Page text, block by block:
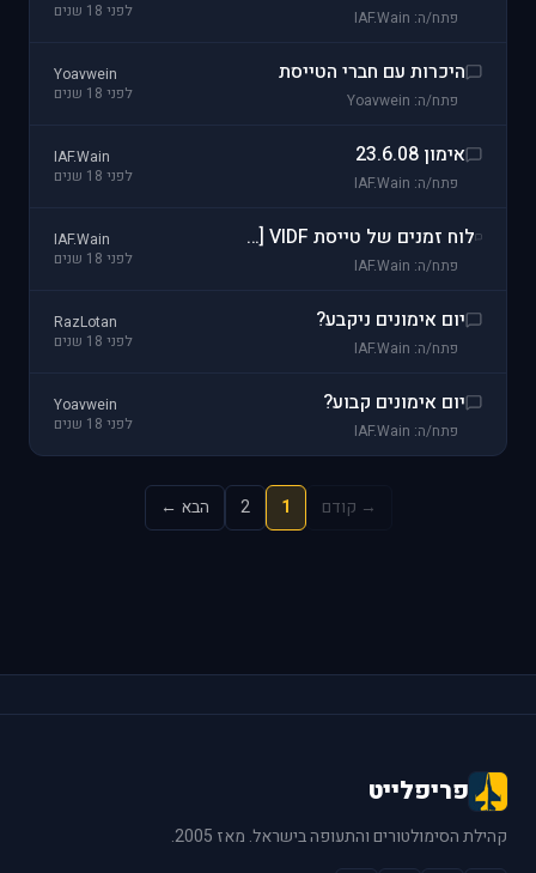
פתח/ה: IAF.Wain
לפני 18 שנים
היכרות עם חברי הטייסת
פתח/ה: Yoavwein
Yoavwein
לפני 18 שנים
אימון 23.6.08
פתח/ה: IAF.Wain
IAF.Wain
לפני 18 שנים
לוח זמנים של טייסת VIDF [תאריך אימון\תרחיש קרוב: 22.12.08]
פתח/ה: IAF.Wain
IAF.Wain
לפני 18 שנים
יום אימונים ניקבע?
פתח/ה: IAF.Wain
RazLotan
לפני 18 שנים
יום אימונים קבוע?
פתח/ה: IAF.Wain
Yoavwein
לפני 18 שנים
→ קודם 1
2 הבא ←
פריפלייט
קהילת הסימולטורים והתעופה בישראל. מאז 2005.